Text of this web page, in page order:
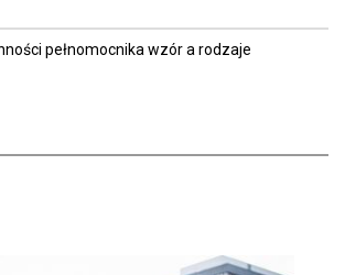
pełnomocnika wzór a rodzaje